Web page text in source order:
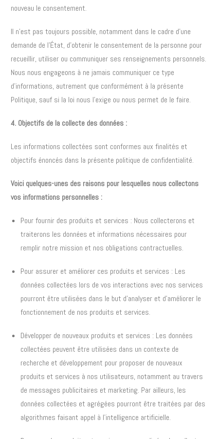
nouveau le consentement.
Il n’est pas toujours possible, notamment dans le cadre d’une
demande de l’État, d’obtenir le consentement de la personne pour
recueillir, utiliser ou communiquer ses renseignements personnels.
Nous nous engageons à ne jamais communiquer ce type
d’informations, autrement que conformément à la présente
Politique, sauf si la loi nous l’exige ou nous permet de le faire.
4. Objectifs de la collecte des données :
Les informations collectées sont conformes aux finalités et
objectifs énoncés dans la présente politique de confidentialité.
Voici quelques-unes des raisons pour lesquelles nous collectons
vos informations personnelles :
Pour fournir des produits et services : Nous collecterons et
traiterons les données et informations nécessaires pour
remplir notre mission et nos obligations contractuelles.
Pour assurer et améliorer ces produits et services : Les
données collectées lors de vos interactions avec nos services
pourront être utilisées dans le but d’analyser et d’améliorer le
fonctionnement de nos produits et services.
Développer de nouveaux produits et services : Les données
collectées peuvent être utilisées dans un contexte de
recherche et développement pour proposer de nouveaux
produits et services à nos utilisateurs, notamment au travers
de messages publicitaires et marketing. Par ailleurs, les
données collectées et agrégées pourront être traitées par des
algorithmes faisant appel à l’intelligence artificielle.